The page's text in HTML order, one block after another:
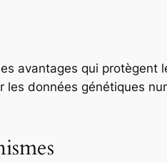
avantages qui protègent
données génétiques